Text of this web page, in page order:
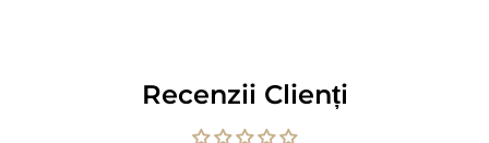
Recenzii Clienți